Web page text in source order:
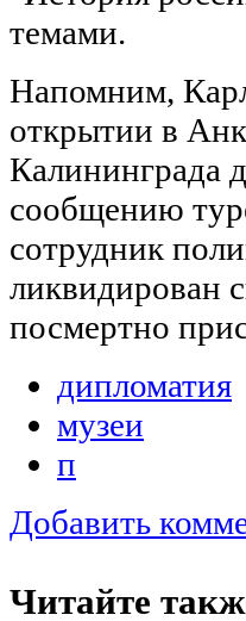
темами.
Напомним,
открытии в
Калининграда
сообщению
сотрудник
ликвидирован
посмертно
дипломатия
музеи
п
Добавить
Читайте